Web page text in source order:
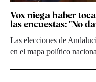
Vox niega haber
las encuestas: "No
Las elecciones de
en el mapa político